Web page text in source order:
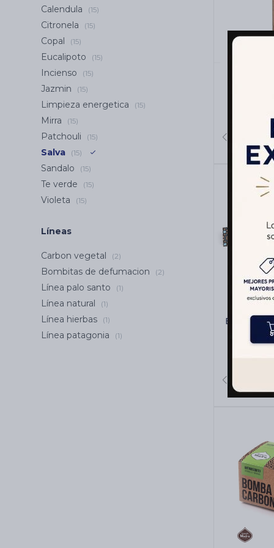
BOMBITA
Calendula (15)
Citronela (15)
Copal (15)
Eucalipoto (15)
Incienso (15)
Jazmin (15)
Limpieza energetica (15)
Mirra (15)
Patchouli (15)
Salva (15)
Sandalo (15)
Te verde (15)
Violeta (15)
Líneas
Carbon vegetal (2)
Bombitas de defumacion (2)
Línea palo santo (1)
Línea natural (1)
Línea hierbas (1)
Línea patagonia (1)